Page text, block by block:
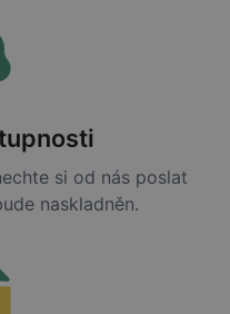
si od nás poslat
naskladněn.